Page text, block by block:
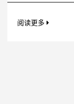
阅读更多